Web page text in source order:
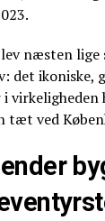
næsten lige
det ikoniske,
virkeligheden
tæt ved